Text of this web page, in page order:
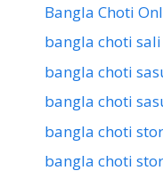
Bangla Choti
bangla choti sali
bangla choti
bangla choti
bangla choti
bangla choti